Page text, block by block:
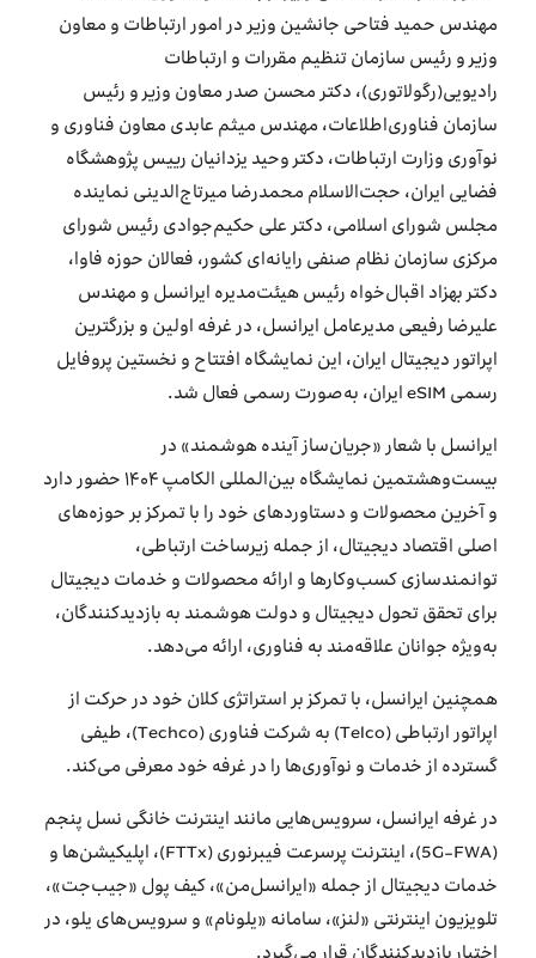
مهندس حمید فتاحی جانشین وزیر در امور ارتباطات و معاون
وزیر و رئيس سازمان تنظیم مقررات و ارتباطات
رادیویی(رگولاتوری)، دکتر ‌محسن صدر معاون وزیر و رئیس
سازمان فناوری‌اطلاعات، مهندس میثم عابدی معاون فناوری و
نوآوری وزارت ارتباطات، دکتر وحید یزدانیان رییس پژوهشگاه
فضایی ایران، حجت‌الاسلام محمدرضا میرتاج‌الدینی نماینده
مجلس شورای اسلامی، دکتر علی حکیم‌جوادی رئیس شورای
مرکزی سازمان نظام صنفی رایانه‌ای کشور، فعالان حوزه فاوا،
دکتر بهزاد اقبال‌خواه رئیس هیئت‌مدیره ایرانسل و مهندس
علیرضا رفیعی مدیرعامل ایرانسل، در غرفه اولین و بزرگترین
اپراتور دیجیتال ایران، این نمایشگاه افتتاح و نخستین پروفایل
رسمی eSIM ایران، به‌صورت رسمی فعال شد.
ایرانسل با شعار «جریان‌ساز آینده هوشمند» در
بیست‌وهشتمین نمایشگاه بین‌المللی الکامپ ۱۴۰۴ حضور دارد
و آخرین محصولات و دستاوردهای خود را با تمرکز بر حوزه‌های
اصلی اقتصاد دیجیتال، از جمله زیرساخت ارتباطی،
توانمندسازی کسب‌وکارها و ارائه محصولات و خدمات دیجیتال
برای تحقق تحول دیجیتال و دولت هوشمند به بازدیدکنندگان،
به‌ویژه جوانان علاقه‌مند به فناوری، ارائه می‌دهد.
همچنین ایرانسل، با تمرکز بر استراتژی کلان خود در حرکت از
اپراتور ارتباطی (Telco) به شرکت فناوری (Techco)، طیفی
گسترده از خدمات و نوآوری‌ها را در غرفه خود معرفی می‌کند.
در غرفه ایرانسل، سرویس‌هایی مانند اینترنت خانگی نسل پنجم
(5G-FWA)، اینترنت پرسرعت فیبرنوری (FTTx)، اپلیکیشن‌ها و
خدمات دیجیتال از جمله «ایرانسل‌من»، کیف پول «جیب‌جت»،
تلویزیون اینترنتی «لنز»، سامانه «یلونام» و سرویس‌های یلو، در